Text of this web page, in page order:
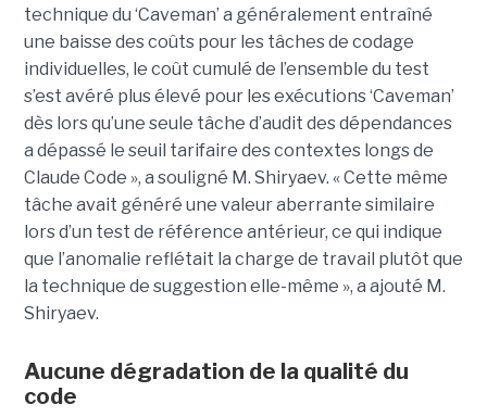
technique du ‘Caveman’ a généralement entraîné
une baisse des coûts pour les tâches de codage
individuelles, le coût cumulé de l’ensemble du test
s’est avéré plus élevé pour les exécutions ‘Caveman’
dès lors qu’une seule tâche d’audit des dépendances
a dépassé le seuil tarifaire des contextes longs de
Claude Code », a souligné M. Shiryaev. « Cette même
tâche avait généré une valeur aberrante similaire
lors d’un test de référence antérieur, ce qui indique
que l’anomalie reflétait la charge de travail plutôt que
la technique de suggestion elle-même », a ajouté M.
Shiryaev.
Aucune dégradation de la qualité du
code